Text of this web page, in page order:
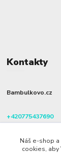
Kontakty
Bambulkovo.cz
+420775437690
Náš e-shop
cookies, aby